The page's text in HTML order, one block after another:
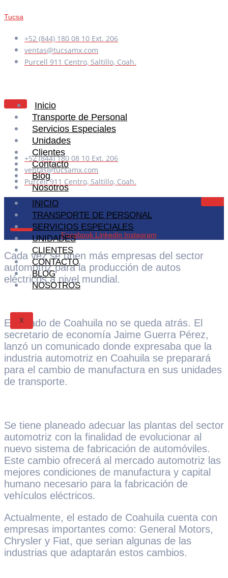
Tucsa
+52 (844) 180 08 10 Ext. 206
ventas@tucsamx.com
Purcell 911 Centro, Saltillo, Coah.
Inicio
Transporte de Personal
Servicios Especiales
Unidades
Clientes
Contacto
Blog
Nosotros
+52 (844) 180 08 10 Ext. 206
ventas@tucsamx.com
Purcell 911 Centro, Saltillo, Coah.
INICIO
TRANSPORTE DE PERSONAL
SERVICIOS ESPECIALES
UNIDADES
CLIENTES
CONTACTO
BLOG
NOSOTROS
X
Facebook Linkedin Instagram
Cada vez se unen más empresas del sector
automotriz para la producción de autos
eléctricos a nivel mundial.
El estado de Coahuila no se queda atrás. El
secretario de economía Jaime Guerra Pérez,
lanzó un comunicado donde expresaba que la
industria automotriz en Coahuila se preparará
para el cambio de manufactura en sus unidades
de transporte.
Se tiene planeado adecuar las plantas del sector
automotriz con la finalidad de evolucionar al
nuevo sistema de fabricación de automóviles.
Este cambio ofrecerá al mercado automotriz las
mejores condiciones de manufactura y capital
humano necesario para la fabricación de
vehículos eléctricos.
Actualmente, el estado de Coahuila cuenta con
empresas importantes como: General Motors,
Chrysler y Fiat, que serian algunas de las
industrias que adaptarán estos cambios.